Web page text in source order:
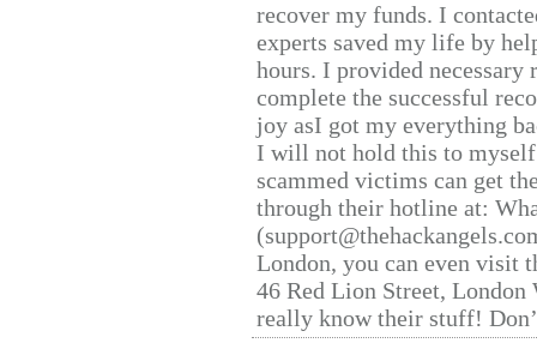
recover my funds. I
experts saved my life by
hours. I provided
complete the successful
joy asI got my everything
I will not hold this to
scammed victims can get
through their hotline at:
London, you can even visit
46 Red Lion Street, London
really know their stuff!